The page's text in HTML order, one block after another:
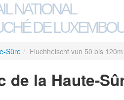
NATIONAL
DE
Sûre / Fluchhéischt vun 50 bis 120m
de la Haute-